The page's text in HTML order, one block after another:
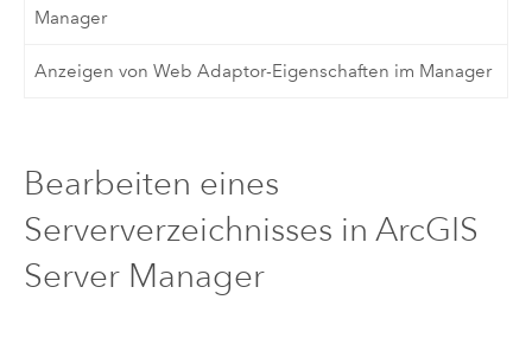
Manager
Anzeigen von Web Adaptor-Eigenschaften im Manager
Bearbeiten eines
Serververzeichnisses in ArcGIS
Server Manager